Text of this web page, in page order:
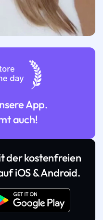
App.
auch!
der kostenfreien
iOS & Android.